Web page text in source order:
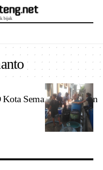
Semarang Siagakan